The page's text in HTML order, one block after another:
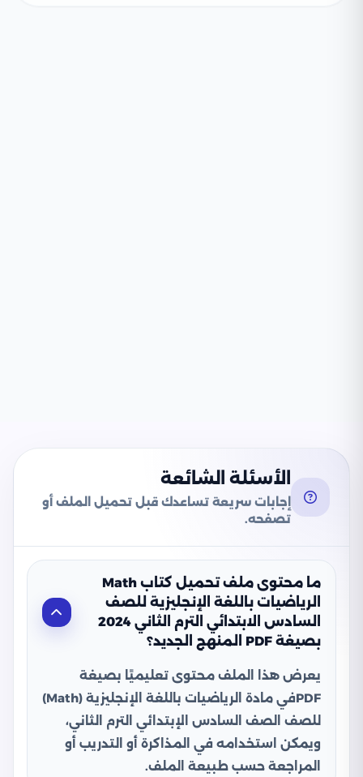
الأسئلة الشائعة
إجابات سريعة تساعدك قبل تحميل الملف أو
تصفحه.
ما محتوى ملف تحميل كتاب Math
الرياضيات باللغة الإنجليزية للصف
السادس الابتدائي الترم الثاني 2024
بصيغة PDF المنهج الجديد؟
يعرض هذا الملف محتوى تعليميًا بصيغة
PDFفي مادة الرياضيات باللغة الإنجليزية (Math)
للصف الصف السادس الإبتدائي الترم الثاني،
ويمكن استخدامه في المذاكرة أو التدريب أو
المراجعة حسب طبيعة الملف.